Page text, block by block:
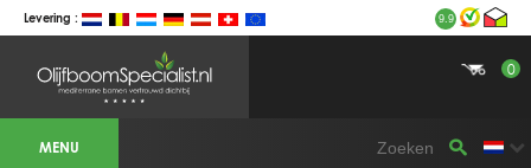
Levering : 9.9
BOTANICALGROUP WERKGEBIEDEN &
WEBSITES
0
MENU